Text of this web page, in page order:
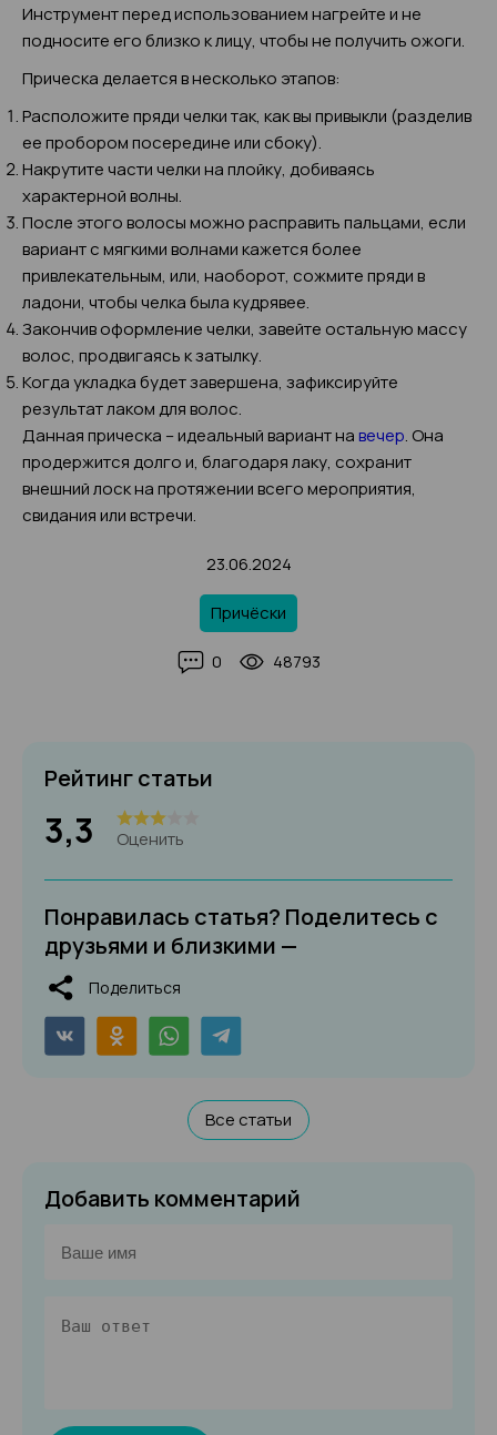
Инструмент перед использованием нагрейте и не
подносите его близко к лицу, чтобы не получить ожоги.
Прическа делается в несколько этапов:
Расположите пряди челки так, как вы привыкли (разделив
ее пробором посередине или сбоку).
Накрутите части челки на плойку, добиваясь
характерной волны.
После этого волосы можно расправить пальцами, если
вариант с мягкими волнами кажется более
привлекательным, или, наоборот, сожмите пряди в
ладони, чтобы челка была кудрявее.
Закончив оформление челки, завейте остальную массу
волос, продвигаясь к затылку.
Когда укладка будет завершена, зафиксируйте
результат лаком для волос.
Данная прическа – идеальный вариант навечер. Она
продержится долго и, благодаря лаку, сохранит
внешний лоск на протяжении всего мероприятия,
свидания или встречи.
23.06.2024
Причёски
0 48793
Рейтинг статьи
3,3 Оценить
Понравилась статья? Поделитесь с
друзьями и близкими —
Поделиться
Все статьи
Добавить комментарий